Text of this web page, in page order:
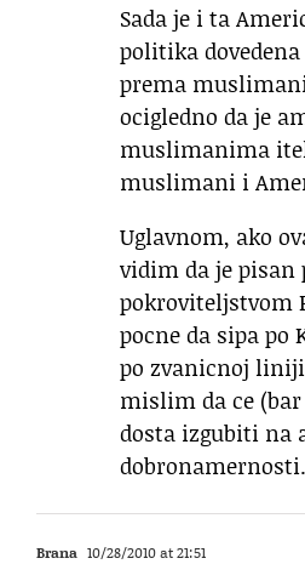
Sada je i ta
politika
prema
ocigledno da je
muslimanima
muslimani i
Uglavnom, ako
vidim da je pisan
pokroviteljstvom
pocne da sipa po
po zvanicnoj
mislim da ce
dosta izgubiti na
dobronamernosti.
Brana 10/28/2010 at 21:51